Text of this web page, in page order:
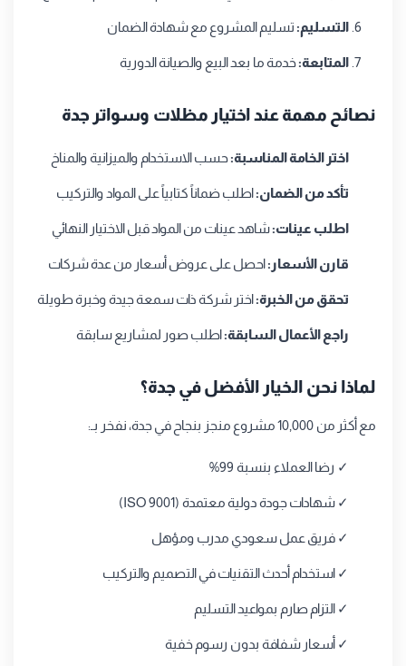
التسليم: تسليم المشروع مع شهادة الضمان
المتابعة:خدمة ما بعد البيع والصيانة الدورية
نصائح مهمة عند اختيار مظلات وسواتر جدة
اختر الخامة المناسبة:حسب الاستخدام والميزانية والمناخ
تأكد من الضمان:اطلب ضماناً كتابياً على المواد والتركيب
اطلب عينات:شاهد عينات من المواد قبل الاختيار النهائي
قارن الأسعار:احصل على عروض أسعار من عدة شركات
تحقق من الخبرة:اختر شركة ذات سمعة جيدة وخبرة طويلة
راجع الأعمال السابقة:اطلب صور لمشاريع سابقة
لماذا نحن الخيار الأفضل في جدة؟
مع أكثر من 10,000 مشروع منجز بنجاح في جدة، نفخر بـ:
✓ رضا العملاء بنسبة 99%
✓ شهادات جودة دولية معتمدة (ISO 9001)
✓ فريق عمل سعودي مدرب ومؤهل
✓ استخدام أحدث التقنيات في التصميم والتركيب
✓ التزام صارم بمواعيد التسليم
✓ أسعار شفافة بدون رسوم خفية